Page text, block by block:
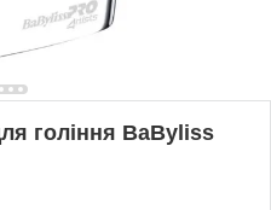
гоління BaByliss